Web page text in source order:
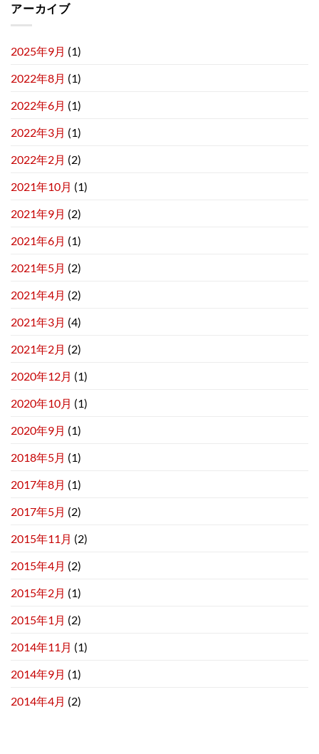
アーカイブ
2025年9月 (1)
2022年8月 (1)
2022年6月 (1)
2022年3月 (1)
2022年2月 (2)
2021年10月 (1)
2021年9月 (2)
2021年6月 (1)
2021年5月 (2)
2021年4月 (2)
2021年3月 (4)
2021年2月 (2)
2020年12月 (1)
2020年10月 (1)
2020年9月 (1)
2018年5月 (1)
2017年8月 (1)
2017年5月 (2)
2015年11月 (2)
2015年4月 (2)
2015年2月 (1)
2015年1月 (2)
2014年11月 (1)
2014年9月 (1)
2014年4月 (2)